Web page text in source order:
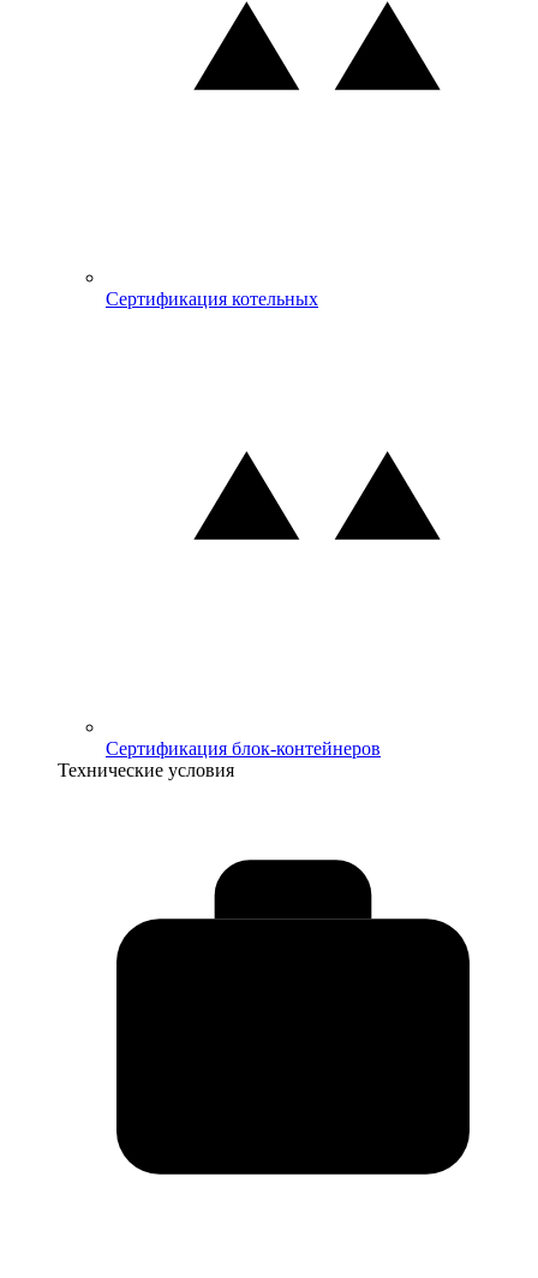
Сертификация котельных
Сертификация блок-контейнеров
Технические условия